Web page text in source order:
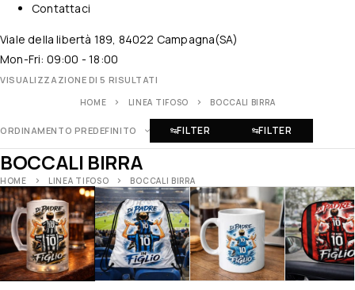
Contattaci
Viale della libertà 189, 84022 Campagna(SA)
Mon-Fri: 09:00 - 18:00
VISUALIZZAZIONE DI 5 RISULTATI
HOME LINEA TIFOSO BOCCALI BIRRA
ORDINAMENTO PREDEFINITO FILTER FILTER
BOCCALI BIRRA
HOME LINEA TIFOSO BOCCALI BIRRA